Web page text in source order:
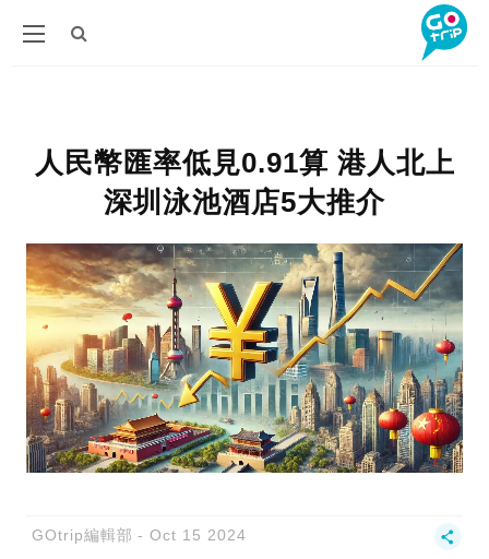
人民幣匯率低見0.91算 港人北上
深圳泳池酒店5大推介
GOtrip編輯部 Oct 15 2024